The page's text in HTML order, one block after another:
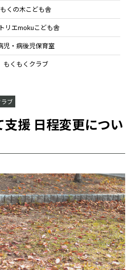
もくの木こども舎
リエmokuこども舎
児・病後児保育室
もくもくクラブ
ブ
援 日程変更につい